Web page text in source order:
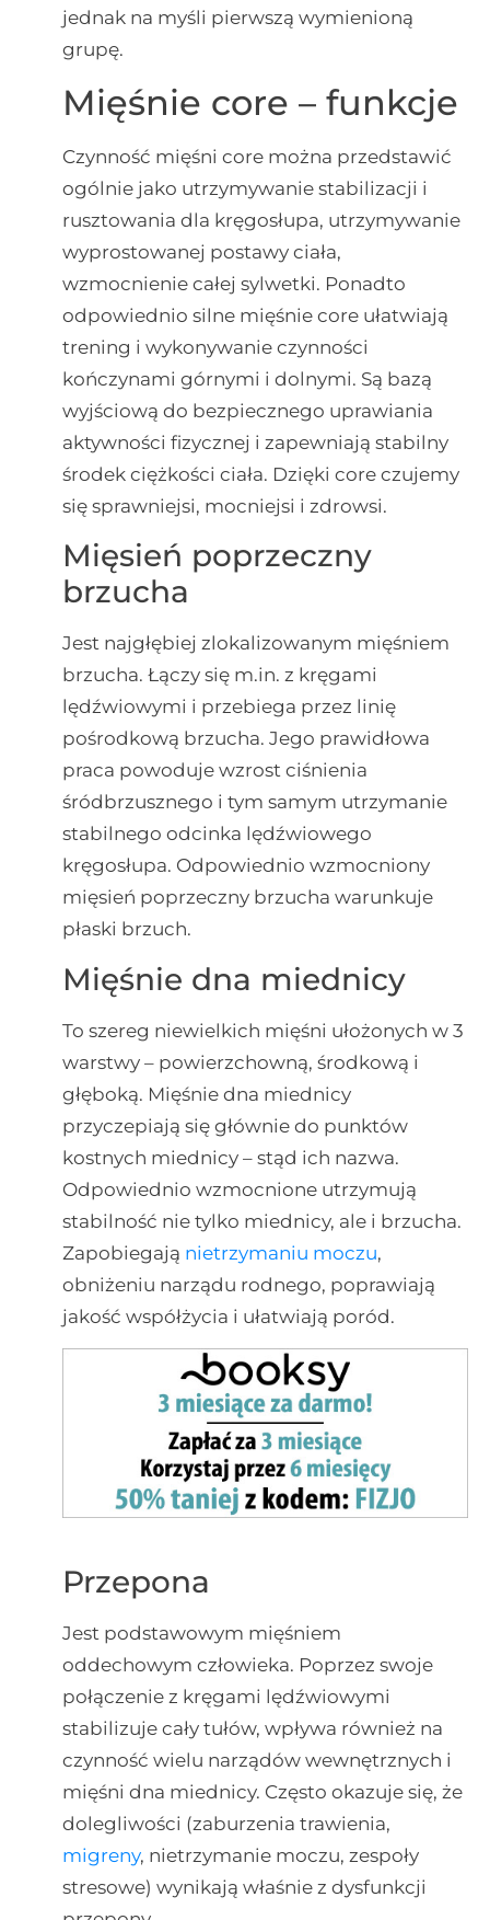
jednak na myśli pierwszą wymienioną
grupę.
Mięśnie core – funkcje
Czynność mięśni core można przedstawić
ogólnie jako utrzymywanie stabilizacji i
rusztowania dla kręgosłupa, utrzymywanie
wyprostowanej postawy ciała,
wzmocnienie całej sylwetki. Ponadto
odpowiednio silne mięśnie core ułatwiają
trening i wykonywanie czynności
kończynami górnymi i dolnymi. Są bazą
wyjściową do bezpiecznego uprawiania
aktywności fizycznej i zapewniają stabilny
środek ciężkości ciała. Dzięki core czujemy
się sprawniejsi, mocniejsi i zdrowsi.
Mięsień poprzeczny
brzucha
Jest najgłębiej zlokalizowanym mięśniem
brzucha. Łączy się m.in. z kręgami
lędźwiowymi i przebiega przez linię
pośrodkową brzucha. Jego prawidłowa
praca powoduje wzrost ciśnienia
śródbrzusznego i tym samym utrzymanie
stabilnego odcinka lędźwiowego
kręgosłupa. Odpowiednio wzmocniony
mięsień poprzeczny brzucha warunkuje
płaski brzuch.
Mięśnie dna miednicy
To szereg niewielkich mięśni ułożonych w 3
warstwy – powierzchowną, środkową i
głęboką. Mięśnie dna miednicy
przyczepiają się głównie do punktów
kostnych miednicy – stąd ich nazwa.
Odpowiednio wzmocnione utrzymują
stabilność nie tylko miednicy, ale i brzucha.
Zapobiegają nietrzymaniu moczu,
obniżeniu narządu rodnego, poprawiają
jakość współżycia i ułatwiają poród.
Przepona
Jest podstawowym mięśniem
oddechowym człowieka. Poprzez swoje
połączenie z kręgami lędźwiowymi
stabilizuje cały tułów, wpływa również na
czynność wielu narządów wewnętrznych i
mięśni dna miednicy. Często okazuje się, że
dolegliwości (zaburzenia trawienia,
migreny, nietrzymanie moczu, zespoły
stresowe) wynikają właśnie z dysfunkcji